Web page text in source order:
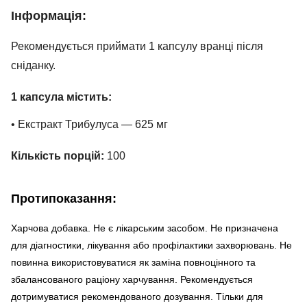
Інформація:
Рекомендується приймати 1 капсулу вранці після
сніданку.
1 капсула містить:
• Екстракт Трибулуса — 625 мг
Кількість порцій: 100
Протипоказання:
Харчова добавка. Не є лікарським засобом. Не призначена
для діагностики, лікування або профілактики захворювань. Не
повинна використовуватися як заміна повноцінного та
збалансованого раціону харчування. Рекомендується
дотримуватися рекомендованого дозування. Тільки для